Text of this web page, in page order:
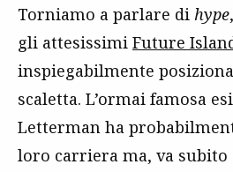
Torniamo a parlare di hype
gli attesissimi Future
inspiegabilmente
scaletta. L’ormai famosa
Letterman ha
loro carriera ma, va subito